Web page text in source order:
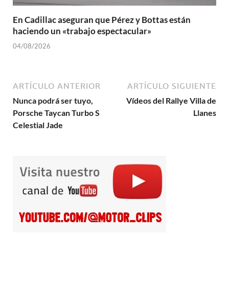
En Cadillac aseguran que Pérez y Bottas están
haciendo un «trabajo espectacular»
04/08/2026
ARTÍCULO ANTERIOR
Nunca podrá ser tuyo,
Porsche Taycan Turbo S
Celestial Jade
ARTÍCULO SIGUIENTE
Vídeos del Rallye Villa de
Llanes